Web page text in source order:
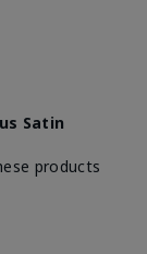
Satin
products